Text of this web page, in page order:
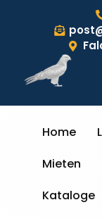
Home
Mieten
Kataloge